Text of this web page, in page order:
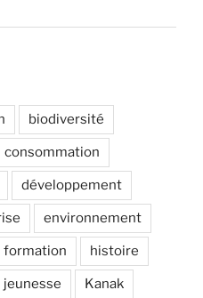
biodiversité
consommation
développement
environnement
formation histoire
jeunesse Kanak